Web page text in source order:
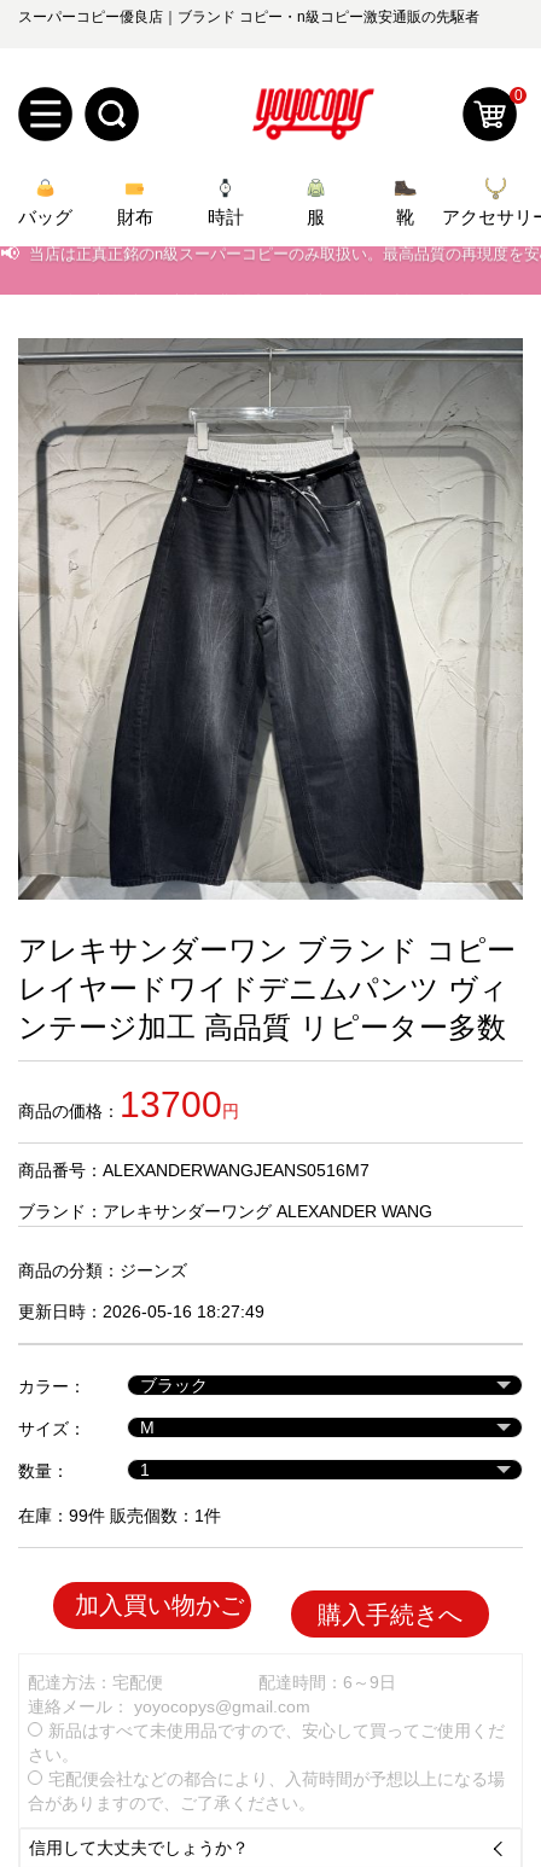
スーパーコピー優良店｜ブランド コピー・n級コピー激安通販の先駆者
規
登
ロ
ダ
ー
管
知
ら
せ
yoyocopys@gmail.com
2026人気特集
バッグ
財布
時計
服
ズボン
衣装セット
靴
住まい用品
アクセサリー
ベルト
スカーフ
アイフォーンケ
ース
小物
製
品
お
す
す
め
商
人
気
商
セ
ル
品
0
バッグ 財布 時計 服 靴 アクセサリ
当店は正真正銘のn級スーパーコピーのみ取扱い。最高品質の再現度を
📢 2026春の新作続々更新中！期間中のご注文でお得な割引をご利用いただ
📢 当店は正真正銘のn級スーパーコピーのみ取扱い。最高品質の再現度を
2026春の新作続々更新中！期間中のご注文でお得な割引をご利用いただ
新作入荷！ルイ・ヴィトンスーパーコピー バッグ最新モデルが登場。
アレキサンダーワン ブランド コピー
レイヤードワイドデニムパンツ ヴィ
ンテージ加工 高品質 リピーター多数
商品の価格： 13700円
商品番号：ALEXANDERWANGJEANS0516M7
ブランド： アレキサンダーワング ALEXANDER WANG
商品の分類： ジーンズ
更新日時：2026-05-16 18:27:49
カラー：
サイズ：
数量：
在庫：99件 販売個数：1件
加入買い物かご 購入手続きへ
配達方法：宅配便
配達時間：6～9日
連絡メール： yoyocopys@gmail.com
新品はすべて未使用品ですので、安心して買ってご使用くだ
さい。
宅配便会社などの都合により、入荷時間が予想以上になる場
合がありますので、ご了承ください。
信用して大丈夫でしょうか？ 